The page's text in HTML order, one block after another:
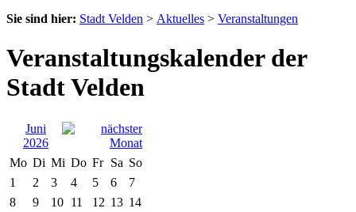
Sie sind hier: Stadt Velden > Aktuelles > Veranstaltungen
Veranstaltungskalender der
Stadt Velden
Juni
2026
Mo Di Mi Do Fr Sa So
1
2 3 4 5 6
7
8
9 10 11 12 13 14